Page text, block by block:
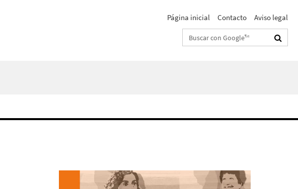
Página inicial Contacto
Aviso legal
Suchbegriffe